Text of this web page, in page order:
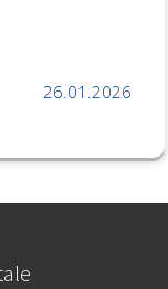
26.01.2026